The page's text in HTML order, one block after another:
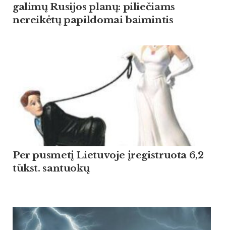
galimų Rusijos planų: piliečiams
nereikėtų papildomai baimintis
Per pusmetį Lietuvoje įregistruota 6,2
tūkst. santuokų